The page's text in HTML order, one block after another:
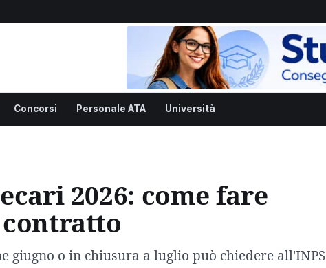
Concorsi Personale ATA Università
2026: come fare
giugno o in chiusura a luglio può chiedere all'INPS